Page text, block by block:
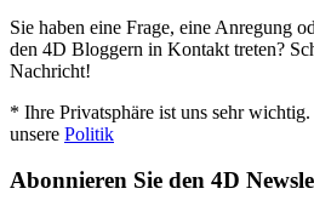
Sie haben eine Frage, eine Anregung
den 4D Bloggern in Kontakt treten?
Nachricht!
* Ihre Privatsphäre ist uns sehr
unsere Politik
Abonnieren Sie den 4D